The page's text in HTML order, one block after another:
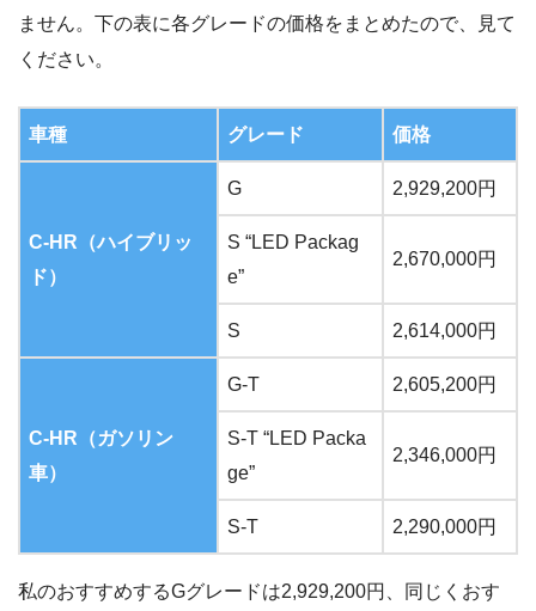
ません。下の表に各グレードの価格をまとめたので、見て
ください。
車種 グレード 価格
C-HR（ハイブリッ
ド）
G 2,929,200円
S “LED Packag
e”
2,670,000円
S 2,614,000円
C-HR（ガソリン
車）
G-T 2,605,200円
S-T “LED Packa
ge”
2,346,000円
S-T 2,290,000円
私のおすすめするGグレードは2,929,200円、同じくおす